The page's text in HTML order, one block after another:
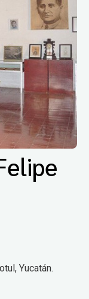
Yucatán.